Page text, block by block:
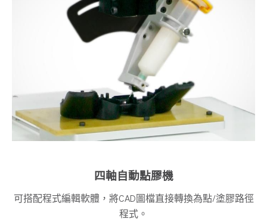
四軸自動點膠機
可搭配程式編輯軟體，將CAD圖檔直接轉換為點/塗膠路徑
程式。